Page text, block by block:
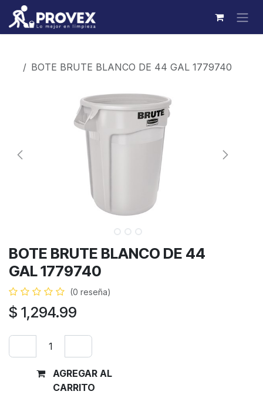
Ir al contenido
BOTE BRUTE BLANCO DE 44 GAL 1779740
BOTE BRUTE BLANCO DE 44
GAL 1779740
(0 reseña)
$ 1,294.99
AGREGAR AL
CARRITO